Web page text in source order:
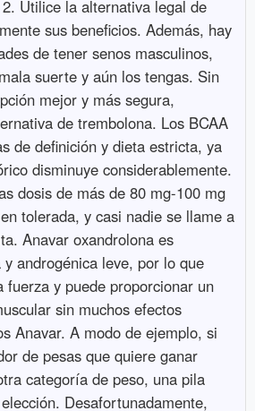
Utilice la alternativa legal de
sus beneficios. Además, hay
de tener senos masculinos,
suerte y aún los tengas. Sin
mejor y más segura,
de trembolona. Los BCAA
de definición y dieta estricta, ya
disminuye considerablemente.
dosis de más de 80 mg-100 mg
tolerada, y casi nadie se llame a
Anavar oxandrolona es
androgénica leve, por lo que
fuerza y ​​puede proporcionar un
sin muchos efectos
Anavar. A modo de ejemplo, si
de pesas que quiere ganar
categoría de peso, una pila
Desafortunadamente,